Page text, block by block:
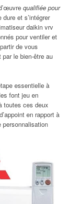
qualifiée pour
dure et s’intégrer
daikin vrv
pour ventiler et
de vous
par le bien-être au
essentielle à
font jeu en
toutes ces deux
en rapport à
personnalisation